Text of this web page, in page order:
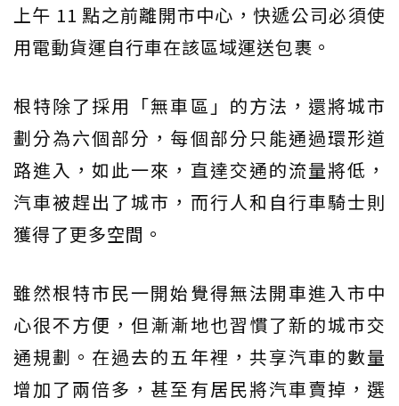
上午 11 點之前離開市中心，快遞公司必須使
用電動貨運自行車在該區域運送包裹。
根特除了採用「無車區」的方法，還將城市
劃分為六個部分，每個部分只能通過環形道
路進入，如此一來，直達交通的流量將低，
汽車被趕出了城市，而行人和自行車騎士則
獲得了更多空間。
雖然根特市民一開始覺得無法開車進入市中
心很不方便，但漸漸地也習慣了新的城市交
通規劃。在過去的五年裡，共享汽車的數量
增加了兩倍多，甚至有居民將汽車賣掉，選